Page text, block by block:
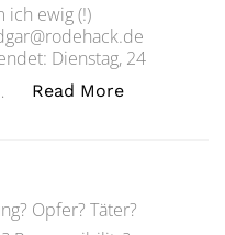
ich ewig (!)
Dienstag, 24
Read More„Übers